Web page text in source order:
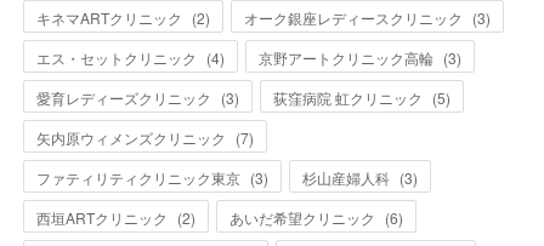
キネマARTクリニック
(2) オーク銀座レディースクリニック (3)
エス・セットクリニック
(4) 京野アートクリニック高輪 (3)
愛育レディーズクリニック
(3) 荻窪病院 虹クリニック (5)
矢内原ウィメンズクリニック
(7)
ファティリティクリニック東京 (3) 杉山産婦人科 (3)
西垣ARTクリニック
(2) あいだ希望クリニック (6)